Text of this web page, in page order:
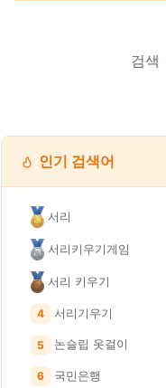
검색
인기 검색어
서리
서리키우기게임
서리 키우기
4 서리기우기
5 논슬립 옷걸이
6 국민은행